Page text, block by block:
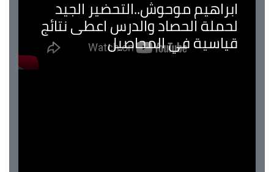
ابراهيم موحوش..التحضير الجيد
لحملة الحصاد والدرس اعطى نتائج
قياسية في المحاصيل